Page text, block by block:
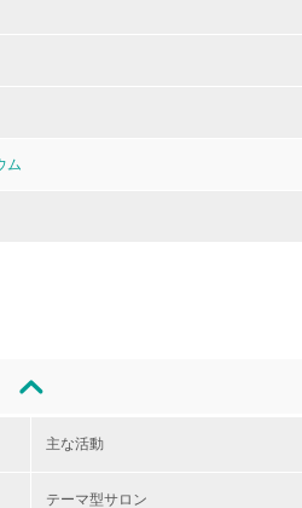
ム
主な活動
テーマ型サロン